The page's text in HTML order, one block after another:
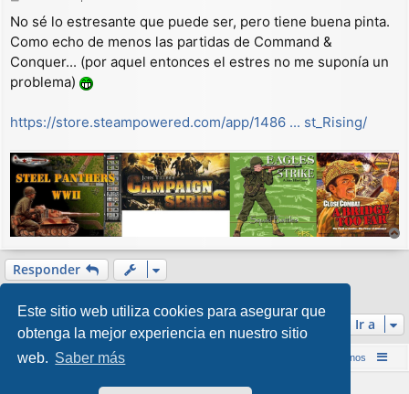
Este sitio web utiliza cookies para asegurar que
obtenga la mejor experiencia en nuestro sitio
web. Saber más
n
s
j
e
No sé lo estresante que puede ser, pero tiene buena pinta.
Como echo de menos las partidas de Command &
Conquer... (por aquel entonces el estres no me suponía un
problema)
https://store.steampowered.com/app/1486 ... st_Rising/
r
a
Responder
Ir a
Inicio (Web) Foro Punta de Lanza Wargames Contáctenos
Desarrollado porphpBB® Forum Software © phpBB Limited